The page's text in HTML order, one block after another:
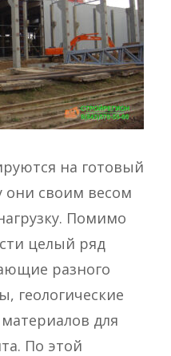
на готовый
они своим весом
Помимо
целый ряд
разного
геологические
для
По этой